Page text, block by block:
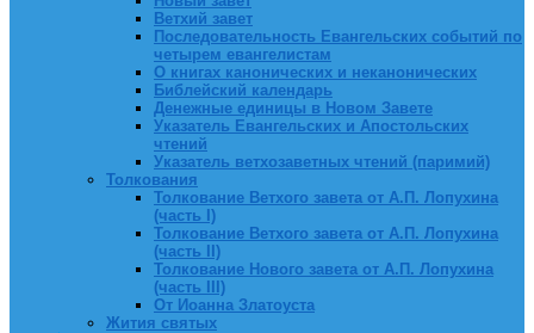
Ветхий завет
Последовательность Евангельских событий по
четырем евангелистам
О книгах канонических и неканонических
Библейский календарь
Денежные единицы в Новом Завете
Указатель Евангельских и Апостольских
чтений
Указатель ветхозаветных чтений (паримий)
Толкования
Толкование Ветхого завета от А.П. Лопухина
(часть I)
Толкование Ветхого завета от А.П. Лопухина
(часть II)
Толкование Нового завета от А.П. Лопухина
(часть III)
От Иоанна Златоуста
Жития святых